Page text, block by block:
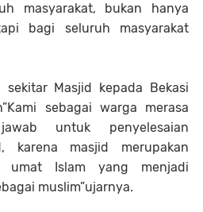
masyarakat, bukan hanya
bagi seluruh masyarakat
Masjid kepada Bekasi
sebagai warga merasa
untuk penyelesaian
karena masjid merupakan
umat Islam yang menjadi
muslim”ujarnya.